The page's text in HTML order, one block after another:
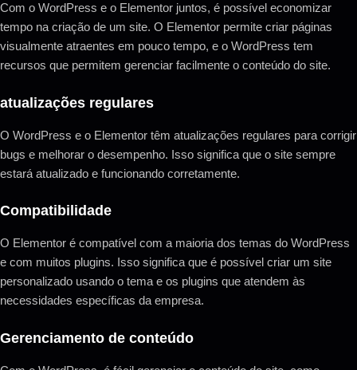
Com o WordPress e o Elementor juntos, é possível economizar
tempo na criação de um site. O Elementor permite criar páginas
visualmente atraentes em pouco tempo, e o WordPress tem
recursos que permitem gerenciar facilmente o conteúdo do site.
atualizações regulares
O WordPress e o Elementor têm atualizações regulares para corrigir
bugs e melhorar o desempenho. Isso significa que o site sempre
estará atualizado e funcionando corretamente.
Compatibilidade
O Elementor é compatível com a maioria dos temas do WordPress
e com muitos plugins. Isso significa que é possível criar um site
personalizado usando o tema e os plugins que atendem às
necessidades específicas da empresa.
Gerenciamento de conteúdo